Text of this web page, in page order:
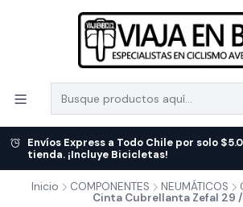
Envíos Express a Todo Chile por solo
tienda. ¡Incluye Bicicletas!
Inicio COMPONENTES NEUMÁTICOS
Cinta Cubrellanta Zefal 29